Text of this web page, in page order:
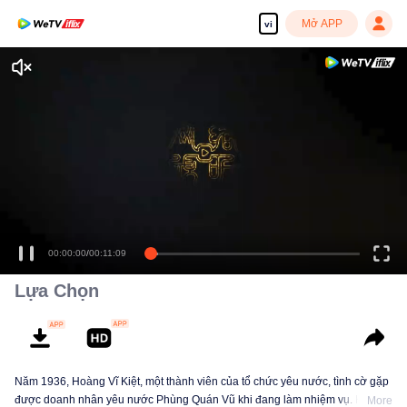
vi Mở APP
00:00:00/00:11:09
Lựa Chọn
Năm 1936, Hoàng Vĩ Kiệt, một thành viên của tổ chức yêu nước, tình cờ gặp
được doanh nhân yêu nước Phùng Quán Vũ khi đang làm nhiệm vụ. HaiMore